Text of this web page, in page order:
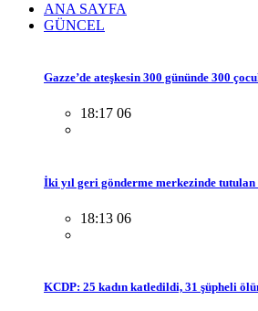
ANA SAYFA
GÜNCEL
Gazze’de ateşkesin 300 gününde 300
18:17 06
İki yıl geri gönderme merkezinde tutulan
18:13 06
KCDP: 25 kadın katledildi, 31 şüpheli